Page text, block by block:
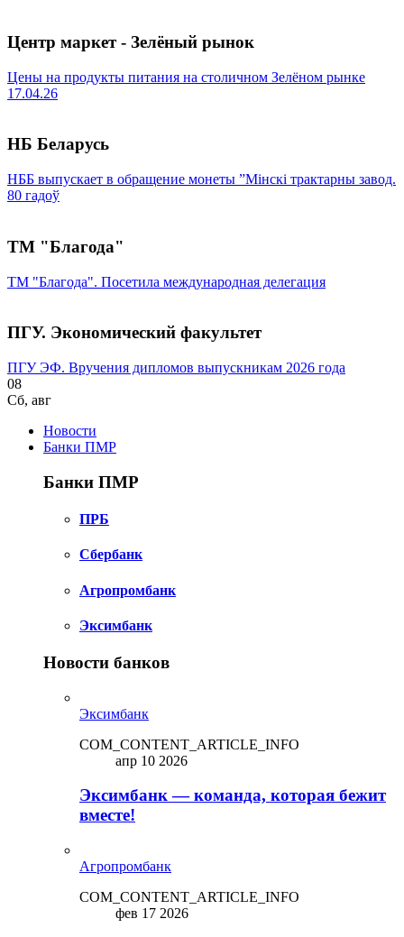
Центр маркет - Зелёный рынок
Цены на продукты питания на столичном Зелёном рынке
17.04.26
НБ Беларусь
НББ выпускает в обращение монеты ”Мінскі трактарны завод.
80 гадоў
ТМ "Благода"
ТМ "Благода". Посетила международная делегация
ПГУ. Экономический факультет
ПГУ ЭФ. Вручения дипломов выпускникам 2026 года
08
Сб, авг
Новости
Банки ПМР
Банки ПМР
ПРБ
Сбербанк
Агропромбанк
Эксимбанк
Новости банков
Эксимбанк
COM_CONTENT_ARTICLE_INFO
апр 10 2026
Эксимбанк — команда, которая бежит
вместе!
Агропромбанк
COM_CONTENT_ARTICLE_INFO
фев 17 2026